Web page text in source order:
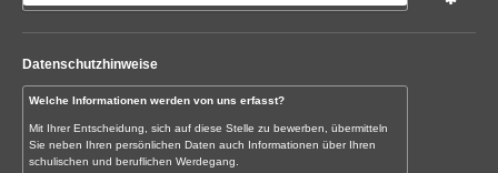
Datenschutzhinweise
Welche Informationen werden von uns erfasst?
Mit Ihrer Entscheidung, sich auf diese Stelle zu bewerben, übermitteln
Sie neben Ihren persönlichen Daten auch Informationen über Ihren
schulischen und beruflichen Werdegang.